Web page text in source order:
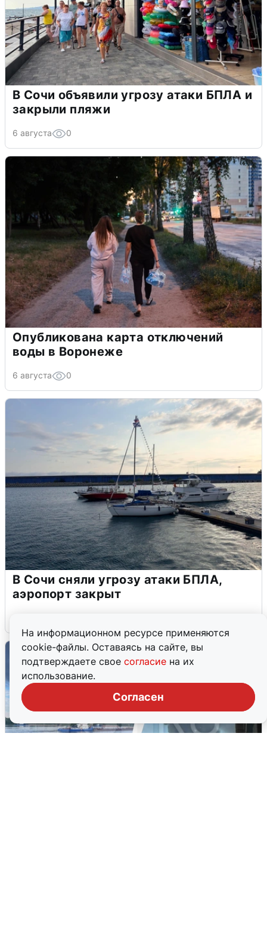
На информационном ресурсе применяются
cookie-файлы. Оставаясь на сайте, вы
подтверждаете свое согласие на их
использование.
Согласен
В Сочи объявили угрозу атаки БПЛА и
закрыли пляжи
6 августа 0
Опубликована карта отключений
воды в Воронеже
6 августа 0
В Сочи сняли угрозу атаки БПЛА,
аэропорт закрыт